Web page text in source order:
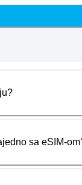
sa eSIM-